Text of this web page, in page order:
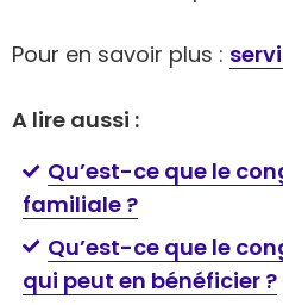
Pour en savoir plus :
A lire aussi :
Qu’est-ce que le
familiale ?
Qu’est-ce que le
qui peut en bénéficier ?